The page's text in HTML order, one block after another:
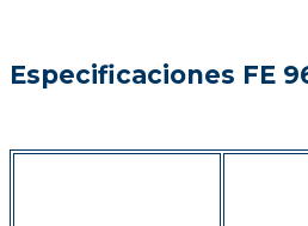
Especificaciones FE